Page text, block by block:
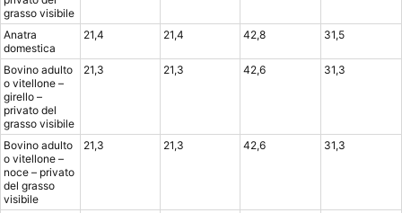
grasso visibile
Anatra
domestica
21,4 21,4 42,8 31,5
Bovino adulto
o vitellone –
girello –
privato del
grasso visibile
21,3 21,3 42,6 31,3
Bovino adulto
o vitellone –
noce – privato
del grasso
visibile
21,3 21,3 42,6 31,3